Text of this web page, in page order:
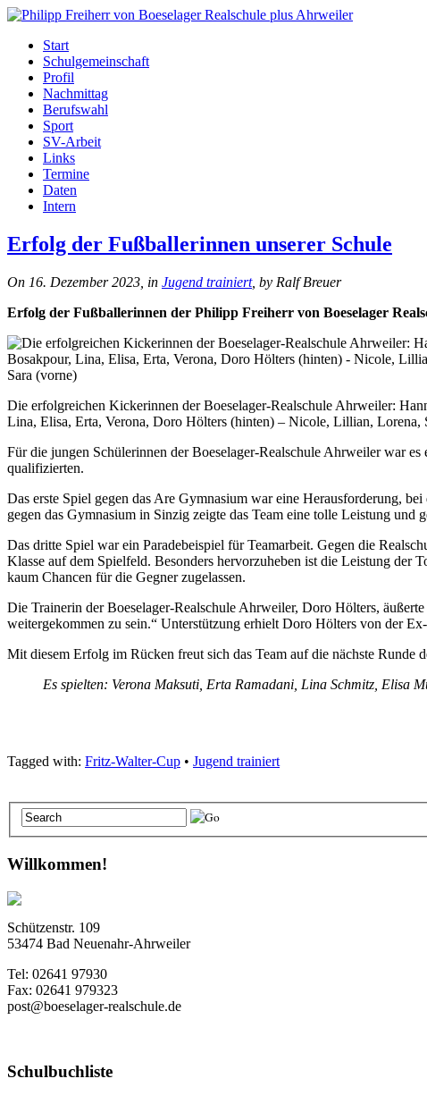
Start
Schulgemeinschaft
Profil
Nachmittag
Berufswahl
Sport
SV-Arbeit
Links
Termine
Daten
Intern
Erfolg der Fußballerinnen unserer Schule
On 16. Dezember 2023, in Jugend trainiert, by Ralf Breuer
Erfolg der Fußballerinnen der Philipp Freiherr von Boeselager
Die erfolgreichen Kickerinnen der Boeselager-Realschule Ahrweiler:
Lina, Elisa, Erta, Verona, Doro Hölters (hinten) – Nicole, Lillian, Lorena,
Für die jungen Schülerinnen der Boeselager-Realschule Ahrweiler war
qualifizierten.
Das erste Spiel gegen das Are Gymnasium war eine Herausforderung,
gegen das Gymnasium in Sinzig zeigte das Team eine tolle Leistung
Das dritte Spiel war ein Paradebeispiel für Teamarbeit. Gegen die
Klasse auf dem Spielfeld. Besonders hervorzuheben ist die Leistung der
kaum Chancen für die Gegner zugelassen.
Die Trainerin der Boeselager-Realschule Ahrweiler, Doro Hölters,
weitergekommen zu sein.“ Unterstützung erhielt Doro Hölters von der
Mit diesem Erfolg im Rücken freut sich das Team auf die nächste Runde
Es spielten: Verona Maksuti, Erta Ramadani, Lina Schmitz, Elisa
Tagged with: Fritz-Walter-Cup • Jugend trainiert
Willkommen!
Schützenstr. 109
53474 Bad Neuenahr-Ahrweiler
Tel: 02641 97930
Fax: 02641 979323
post@boeselager-realschule.de
Schulbuchliste